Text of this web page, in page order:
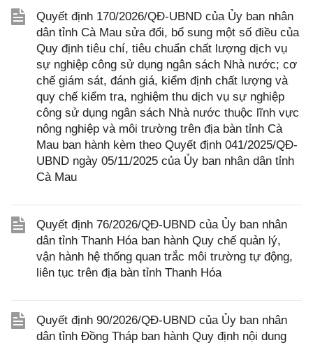
Quyết định 170/2026/QĐ-UBND của Ủy ban nhân
dân tỉnh Cà Mau sửa đổi, bổ sung một số điều của
Quy định tiêu chí, tiêu chuẩn chất lượng dịch vụ
sự nghiệp công sử dụng ngân sách Nhà nước; cơ
chế giám sát, đánh giá, kiểm định chất lượng và
quy chế kiểm tra, nghiệm thu dịch vụ sự nghiệp
công sử dụng ngân sách Nhà nước thuộc lĩnh vực
nông nghiệp và môi trường trên địa bàn tỉnh Cà
Mau ban hành kèm theo Quyết định 041/2025/QĐ-
UBND ngày 05/11/2025 của Ủy ban nhân dân tỉnh
Cà Mau
Quyết định 76/2026/QĐ-UBND của Ủy ban nhân
dân tỉnh Thanh Hóa ban hành Quy chế quản lý,
vận hành hệ thống quan trắc môi trường tự động,
liên tục trên địa bàn tỉnh Thanh Hóa
Quyết định 90/2026/QĐ-UBND của Ủy ban nhân
dân tỉnh Đồng Tháp ban hành Quy định nội dung